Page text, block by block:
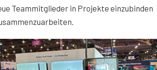
Teammitglieder in Projekte einzubinden